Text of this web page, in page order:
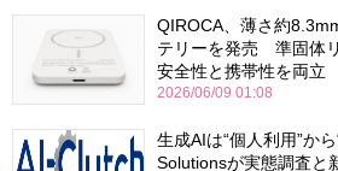
QIROCA、薄さ約
テリーを発売 準固体
安全性と携帯性を両立
2026/06/09 01:08
生成AIは“個人利用”か
Solutionsが実態調査と